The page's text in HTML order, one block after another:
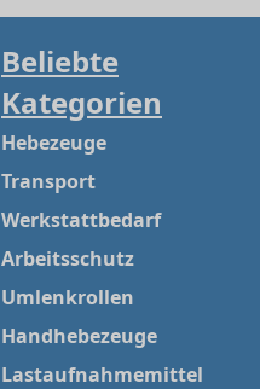
Beliebte
Kategorien
Hebezeuge
Transport
Werkstattbedarf
Arbeitsschutz
Umlenkrollen
Handhebezeuge
Lastaufnahmemittel